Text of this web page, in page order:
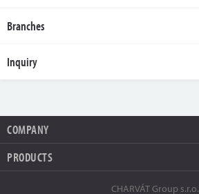
Branches
Inquiry
COMPANY
PRODUCTS
CHARVÁT Group s.r.o.